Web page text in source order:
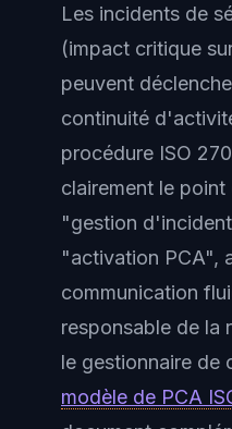
Les incidents de
(impact critique
peuvent
continuité
procédure ISO
clairement le
"gestion
"activation PCA",
communication
responsable de la
le gestionnaire de
modèle de PCA